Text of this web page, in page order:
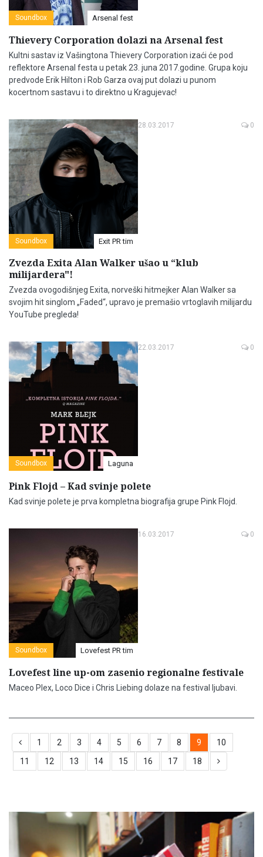
Soundbox Arsenal fest
Thievery Corporation dolazi na Arsenal fest
Kultni sastav iz Vašingtona Thievery Corporation izaći će pod
reflektore Arsenal festa u petak 23. juna 2017.godine. Grupa koju
predvode Erik Hilton i Rob Garza ovaj put dolazi u punom
kocertnom sastavu i to direktno u Kragujevac!
Soundbox Exit PR tim
28.03.2017 0
Zvezda Exita Alan Walker ušao u “klub
milijardera"!
Zvezda ovogodišnjeg Exita, norveški hitmejker Alan Walker sa
svojim hit singlom „Faded“, upravo je premašio vrtoglavih milijardu
YouTube pregleda!
Soundbox Laguna
22.03.2017 0
Pink Flojd – Kad svinje polete
Kad svinje polete je prva kompletna biografija grupe Pink Flojd.
Soundbox Lovefest PR tim
16.03.2017 0
Lovefest line up-om zasenio regionalne festivale
Maceo Plex, Loco Dice i Chris Liebing dolaze na festival ljubavi.
1 2 3 4 5 6 7 8 9
10
11
12 13 14 15 16 17 18